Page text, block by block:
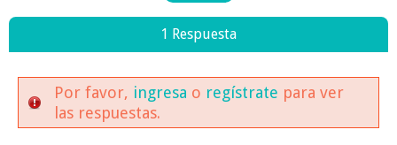
1 Respuesta
Por favor, ingresa o regístrate para ver
las respuestas.